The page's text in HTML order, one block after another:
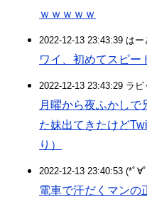
ｗｗｗｗｗ
2022-12-13 23:43:39 はー
ワイ、初めてスピー
2022-12-13 23:43:29 ラビ
月曜から夜ふかしで
た妹出てきたけど
り）
2022-12-13 23:40:53 (*ﾟ∀
電車で汗だくマンの